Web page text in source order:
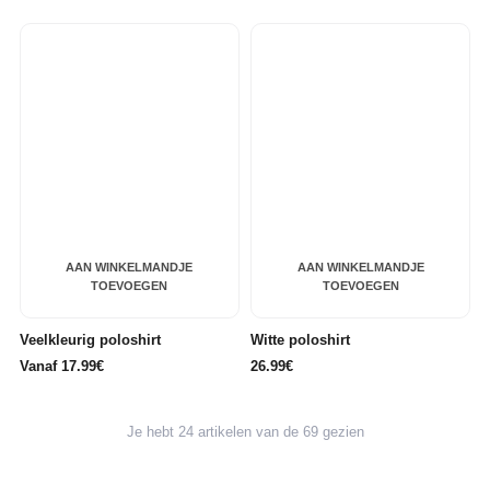
AAN WINKELMANDJE
TOEVOEGEN
Veelkleurig poloshirt
Vanaf 17.99€
AAN WINKELMANDJE
TOEVOEGEN
Witte poloshirt
26.99€
Je hebt 24 artikelen van de 69 gezien